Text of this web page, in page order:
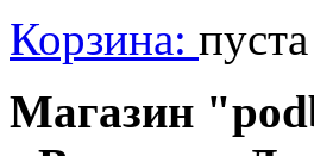
Корзина: пуста
Магазин